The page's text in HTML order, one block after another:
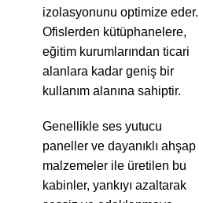
izolasyonunu optimize eder.
Ofislerden kütüphanelere,
eğitim kurumlarından ticari
alanlara kadar geniş bir
kullanım alanına sahiptir.
Genellikle ses yutucu
paneller ve dayanıklı ahşap
malzemeler ile üretilen bu
kabinler, yankıyı azaltarak